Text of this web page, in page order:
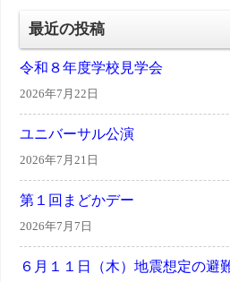
最近の投稿
令和８年度学校見学会
2026年7月22日
ユニバーサル公演
2026年7月21日
第１回まどかデー
2026年7月7日
６月１１日（木）地震想定の避